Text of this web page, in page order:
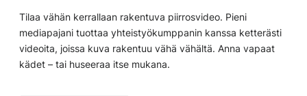
Tilaa vähän kerrallaan rakentuva piirrosvideo. Pieni
mediapajani tuottaa yhteistyökumppanin kanssa ketterästi
videoita, joissa kuva rakentuu vähä vähältä. Anna vapaat
kädet – tai huseeraa itse mukana.